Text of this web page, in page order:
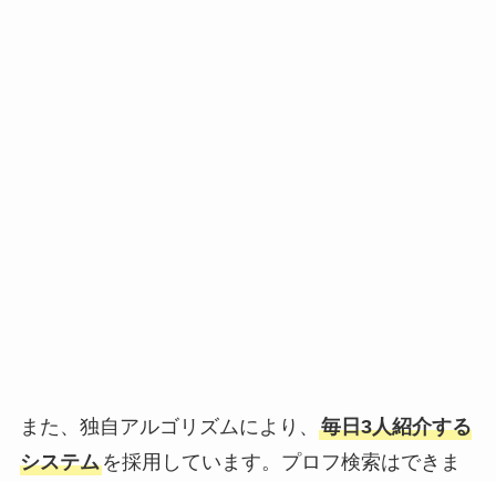
また、独自アルゴリズムにより、 毎日3人紹介する
システムを採用しています。プロフ検索はできま